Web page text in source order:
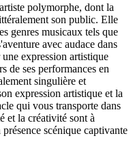
polymorphe, dont la
son public. Elle
genres musicaux tels que
avec audace dans
expression artistique
de ses performances en
singulière et
expression artistique et la
qui vous transporte dans
et la créativité sont à
scénique captivante